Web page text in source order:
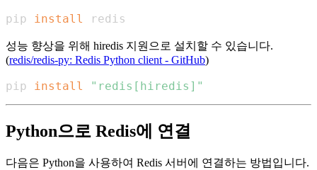
pip install redis
성능 향상을 위해 hiredis 지원으로 설치할 수 있습니다.
(redis/redis-py: Redis Python client - GitHub)
pip install "redis[hiredis]"
Python으로 Redis에 연결
다음은 Python을 사용하여 Redis 서버에 연결하는 방법입니다.